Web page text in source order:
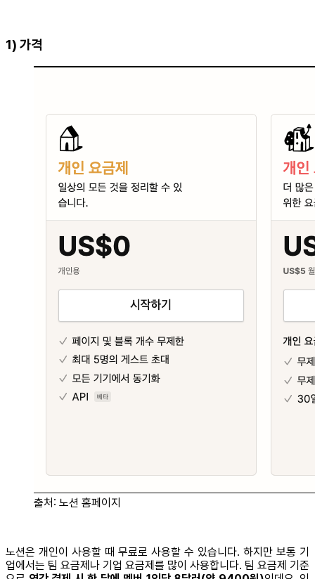
1) 가격
출처: 노션 홈페이지
노션은 개인이 사용할 때 무료로 사용할 수 있습니다. 하지만 보통 기
업에서는 팀 요금제나 기업 요금제를 많이 사용합니다. 팀 요금제 기준